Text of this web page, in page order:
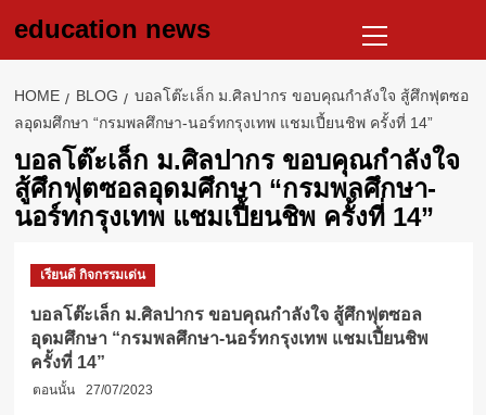
education news
Menu
HOME BLOG
บอลโต๊ะเล็ก ม.ศิลปากร ขอบคุณกำลังใจ สู้ศึกฟุตซอ
ลอุดมศึกษา “กรมพลศึกษา-นอร์ทกรุงเทพ แชมเปี้ยนชิพ ครั้งที่ 14”
บอลโต๊ะเล็ก ม.ศิลปากร ขอบคุณกำลังใจ
สู้ศึกฟุตซอลอุดมศึกษา “กรมพลศึกษา-
นอร์ทกรุงเทพ แชมเปี้ยนชิพ ครั้งที่ 14”
เรียนดี กิจกรรมเด่น
บอลโต๊ะเล็ก ม.ศิลปากร ขอบคุณกำลังใจ สู้ศึกฟุตซอล
อุดมศึกษา “กรมพลศึกษา-นอร์ทกรุงเทพ แชมเปี้ยนชิพ
ครั้งที่ 14”
ตอนนั้น 27/07/2023